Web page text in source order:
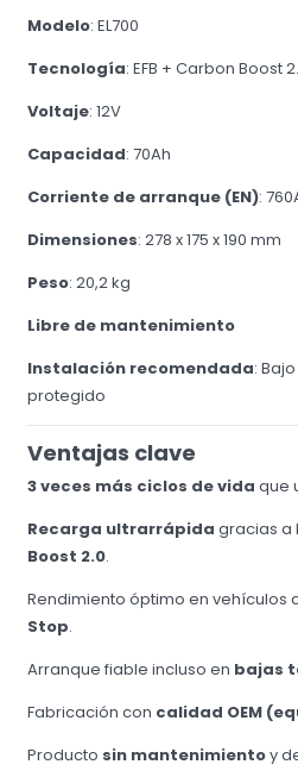
Modelo: EL700
Tecnología: EFB + Carbon Boost
Voltaje: 12V
Capacidad: 70Ah
Corriente de arranque (EN):
Dimensiones: 278 x 175 x 190 mm
Peso: 20,2 kg
Libre de mantenimiento
Instalación recomendada:
protegido
Ventajas clave
3 veces más ciclos de vida que
Recarga ultrarrápida gracias a
Boost 2.0.
Rendimiento óptimo en vehículos
Stop.
Arranque fiable incluso en bajas
Fabricación con calidad OEM
Producto sin mantenimientoy